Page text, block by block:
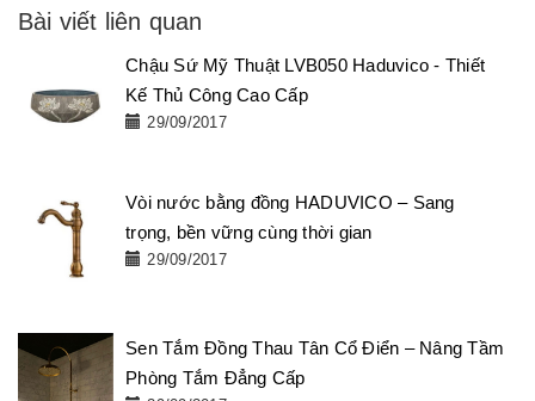
Bài viết liên quan
Chậu Sứ Mỹ Thuật LVB050 Haduvico - Thiết
Kế Thủ Công Cao Cấp
29/09/2017
Vòi nước bằng đồng HADUVICO – Sang
trọng, bền vững cùng thời gian
29/09/2017
Sen Tắm Đồng Thau Tân Cổ Điển – Nâng Tầm
Phòng Tắm Đẳng Cấp